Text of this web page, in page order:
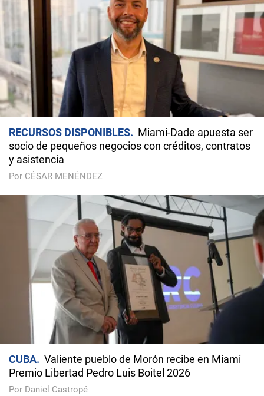
RECURSOS DISPONIBLES
Miami-Dade apuesta ser
socio de pequeños negocios con créditos, contratos
y asistencia
Por CÉSAR MENÉNDEZ
CUBA
Valiente pueblo de Morón recibe en Miami
Premio Libertad Pedro Luis Boitel 2026
Por Daniel Castropé